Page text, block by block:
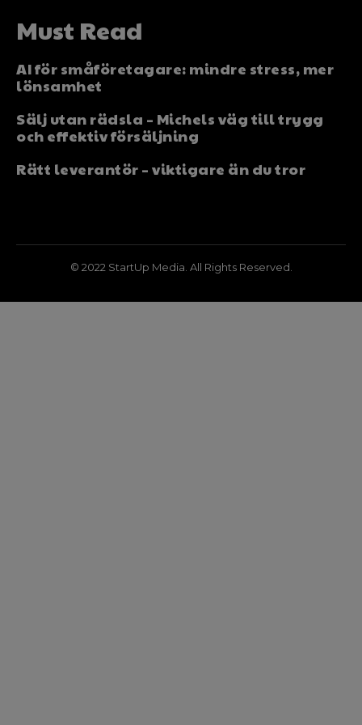
Must Read
AI för småföretagare: mindre stress, mer
lönsamhet
Sälj utan rädsla – Michels väg till trygg
och effektiv försäljning
Rätt leverantör – viktigare än du tror
© 2022 StartUp Media. All Rights Reserved.